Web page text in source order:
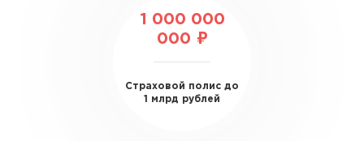
1 000 000
000 ₽
Страховой полис до
1 млрд рублей